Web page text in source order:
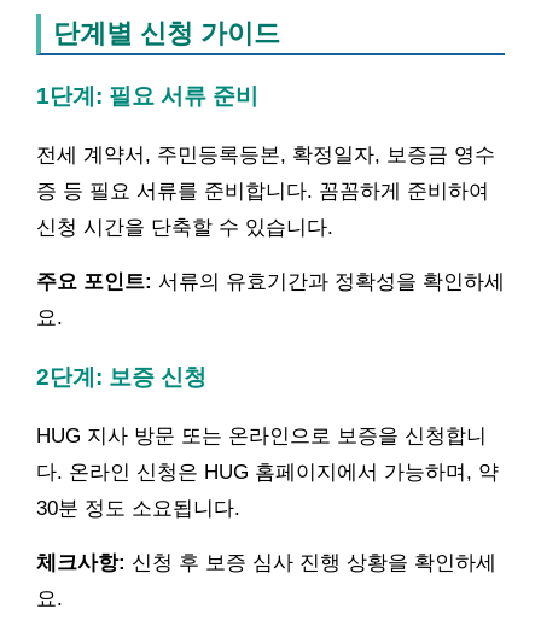
단계별 신청 가이드
1단계: 필요 서류 준비
전세 계약서, 주민등록등본, 확정일자, 보증금 영수
증 등 필요 서류를 준비합니다. 꼼꼼하게 준비하여
신청 시간을 단축할 수 있습니다.
주요 포인트: 서류의 유효기간과 정확성을 확인하세
요.
2단계: 보증 신청
HUG 지사 방문 또는 온라인으로 보증을 신청합니
다. 온라인 신청은 HUG 홈페이지에서 가능하며, 약
30분 정도 소요됩니다.
체크사항: 신청 후 보증 심사 진행 상황을 확인하세
요.